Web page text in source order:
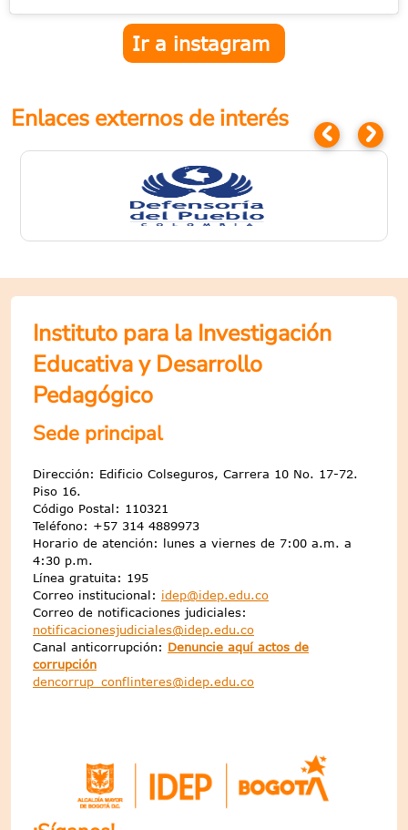
Ir a instagram
Enlaces externos de interés
Instituto para la Investigación
Educativa y Desarrollo
Pedagógico
Sede principal
Dirección: Edificio Colseguros, Carrera 10 No. 17-72.
Piso 16.
Código Postal: 110321
Teléfono: +57 314 4889973
Horario de atención: lunes a viernes de 7:00 a.m. a
4:30 p.m.
Línea gratuita: 195
Correo institucional: idep@idep.edu.co
Correo de notificaciones judiciales:
notificacionesjudiciales@idep.edu.co
Canal anticorrupción: Denuncie aquí actos de
corrupción
dencorrup_conflinteres@idep.edu.co